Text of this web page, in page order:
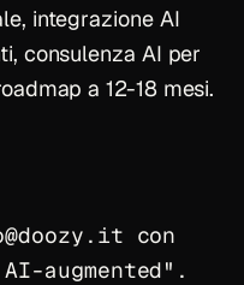
integrazione AI
consulenza AI per
a 12-18 mesi.
@doozy.it con
augmented".